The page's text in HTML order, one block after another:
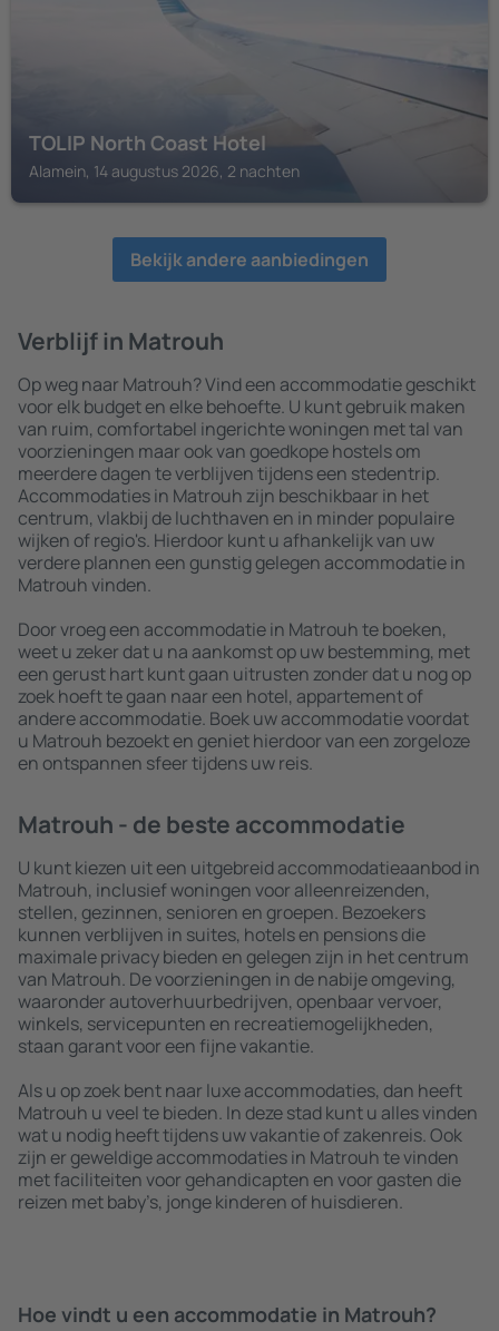
TOLIP North Coast Hotel
Alamein, 14 augustus 2026, 2 nachten
Bekijk andere aanbiedingen
Verblijf in Matrouh
Op weg naar Matrouh? Vind een accommodatie geschikt
voor elk budget en elke behoefte. U kunt gebruik maken
van ruim, comfortabel ingerichte woningen met tal van
voorzieningen maar ook van goedkope hostels om
meerdere dagen te verblijven tijdens een stedentrip.
Accommodaties in Matrouh zijn beschikbaar in het
centrum, vlakbij de luchthaven en in minder populaire
wijken of regio's. Hierdoor kunt u afhankelijk van uw
verdere plannen een gunstig gelegen accommodatie in
Matrouh vinden.
Door vroeg een accommodatie in Matrouh te boeken,
weet u zeker dat u na aankomst op uw bestemming, met
een gerust hart kunt gaan uitrusten zonder dat u nog op
zoek hoeft te gaan naar een hotel, appartement of
andere accommodatie. Boek uw accommodatie voordat
u Matrouh bezoekt en geniet hierdoor van een zorgeloze
en ontspannen sfeer tijdens uw reis.
Matrouh - de beste accommodatie
U kunt kiezen uit een uitgebreid accommodatieaanbod in
Matrouh, inclusief woningen voor alleenreizenden,
stellen, gezinnen, senioren en groepen. Bezoekers
kunnen verblijven in suites, hotels en pensions die
maximale privacy bieden en gelegen zijn in het centrum
van Matrouh. De voorzieningen in de nabije omgeving,
waaronder autoverhuurbedrijven, openbaar vervoer,
winkels, servicepunten en recreatiemogelijkheden,
staan garant voor een fijne vakantie.
Als u op zoek bent naar luxe accommodaties, dan heeft
Matrouh u veel te bieden. In deze stad kunt u alles vinden
wat u nodig heeft tijdens uw vakantie of zakenreis. Ook
zijn er geweldige accommodaties in Matrouh te vinden
met faciliteiten voor gehandicapten en voor gasten die
reizen met baby’s, jonge kinderen of huisdieren.
Hoe vindt u een accommodatie in Matrouh?